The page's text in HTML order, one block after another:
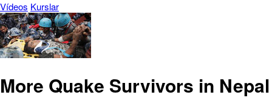
Vídeos Kurslar
More Quake Survivors in Nepal